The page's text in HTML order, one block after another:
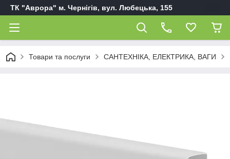
ТК "Аврора" м. Чернігів, вул. Любецька, 155
Товари та послуги САНТЕХНІКА, ЕЛЕКТРИКА, ВАГИ